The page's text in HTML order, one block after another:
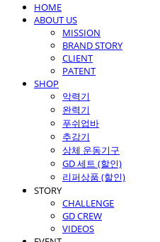
HOME
ABOUT US
MISSION
BRAND STORY
CLIENT
PATENT
SHOP
악력기
완력기
푸쉬업바
추감기
상체 운동기구
GD 세트 (할인)
리퍼상품 (할인)
STORY
CHALLENGE
GD CREW
VIDEOS